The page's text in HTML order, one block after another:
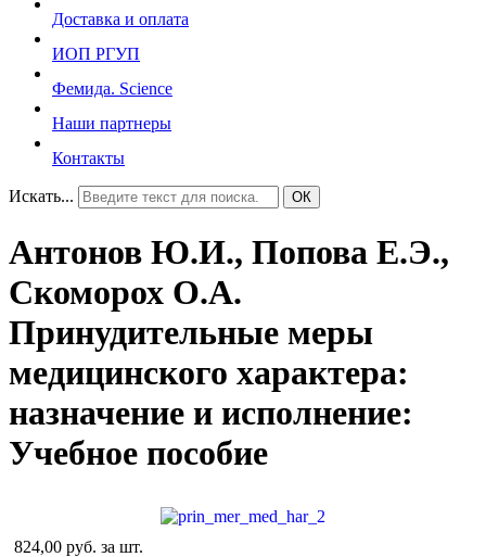
Доставка и оплата
ИОП РГУП
Фемида. Science
Наши партнеры
Контакты
Искать... ОК
Антонов Ю.И., Попова Е.Э.,
Скоморох О.А.
Принудительные меры
медицинского характера:
назначение и исполнение:
Учебное пособие
824,00 руб. за шт.